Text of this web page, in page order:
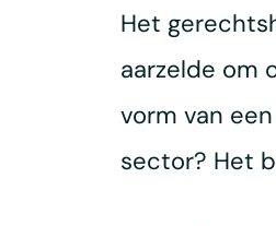
Het
aarzelde om
vorm van
sector? Het